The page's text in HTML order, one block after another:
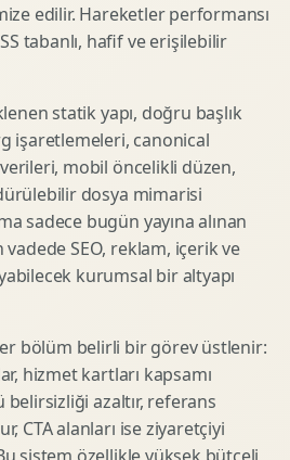
edilir. Hareketler performansı
tabanlı, hafif ve erişilebilir
statik yapı, doğru başlık
işaretlemeleri, canonical
mobil öncelikli düzen,
dosya mimarisi
sadece bugün yayına alınan
SEO, reklam, içerik ve
kurumsal bir altyapı
bölüm belirli bir görev üstlenir:
hizmet kartları kapsamı
azaltır, referans
CTA alanları ise ziyaretçiyi